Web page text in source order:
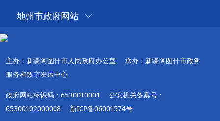
地州市政府网站
主办：新疆阿图什市人民政府办公室
承办：新疆阿图什市政务
服务和数字发展中心
政府网站标识码：6530010001
公安机关备案号：
65300102000008
新ICP备06001574号